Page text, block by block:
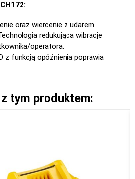
oraz wiercenie z udarem.
redukująca wibracje
operatora.
z funkcją opóźnienia poprawia
tym produktem: